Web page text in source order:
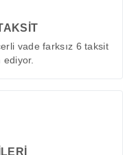
vade farksız 6 taksit
ediyor.